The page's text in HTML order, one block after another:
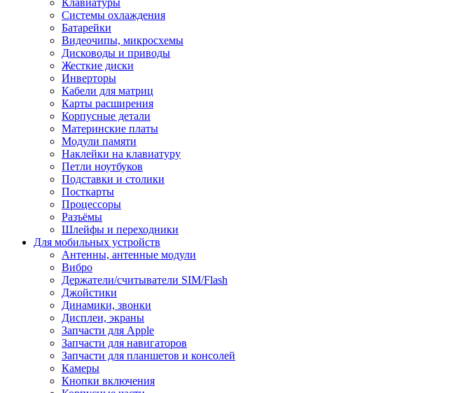
Клавиатуры
Системы охлаждения
Батарейки
Видеочипы, микросхемы
Дисководы и приводы
Жесткие диски
Инверторы
Кабели для матриц
Карты расширения
Корпусные детали
Материнские платы
Модули памяти
Наклейки на клавиатуру
Петли ноутбуков
Подставки и столики
Посткарты
Процессоры
Разъёмы
Шлейфы и переходники
Для мобильных устройств
Антенны, антенные модули
Вибро
Держатели/считыватели SIM/Flash
Джойстики
Динамики, звонки
Дисплеи, экраны
Запчасти для Apple
Запчасти для навигаторов
Запчасти для планшетов и консолей
Камеры
Кнопки включения